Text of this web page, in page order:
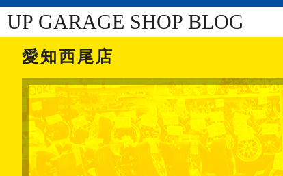
UP GARAGE SHOP BLOG
愛知西尾店